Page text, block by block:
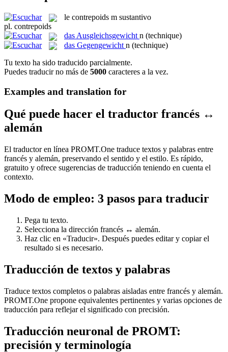
le contrepoids m sustantivo
pl. contrepoids
das Ausgleichsgewicht n (technique)
das Gegengewicht n (technique)
Tu texto ha sido traducido parcialmente.
Puedes traducir no más de 5000 caracteres a la vez.
Examples and translation for
Qué puede hacer el traductor francés ↔
alemán
El traductor en línea PROMT.One traduce textos y palabras entre
francés y alemán, preservando el sentido y el estilo. Es rápido,
gratuito y ofrece sugerencias de traducción teniendo en cuenta el
contexto.
Modo de empleo: 3 pasos para traducir
Pega tu texto.
Selecciona la dirección francés ↔ alemán.
Haz clic en «Traducir». Después puedes editar y copiar el
resultado si es necesario.
Traducción de textos y palabras
Traduce textos completos o palabras aisladas entre francés y alemán.
PROMT.One propone equivalentes pertinentes y varias opciones de
traducción para reflejar el significado con precisión.
Traducción neuronal de PROMT:
precisión y terminología